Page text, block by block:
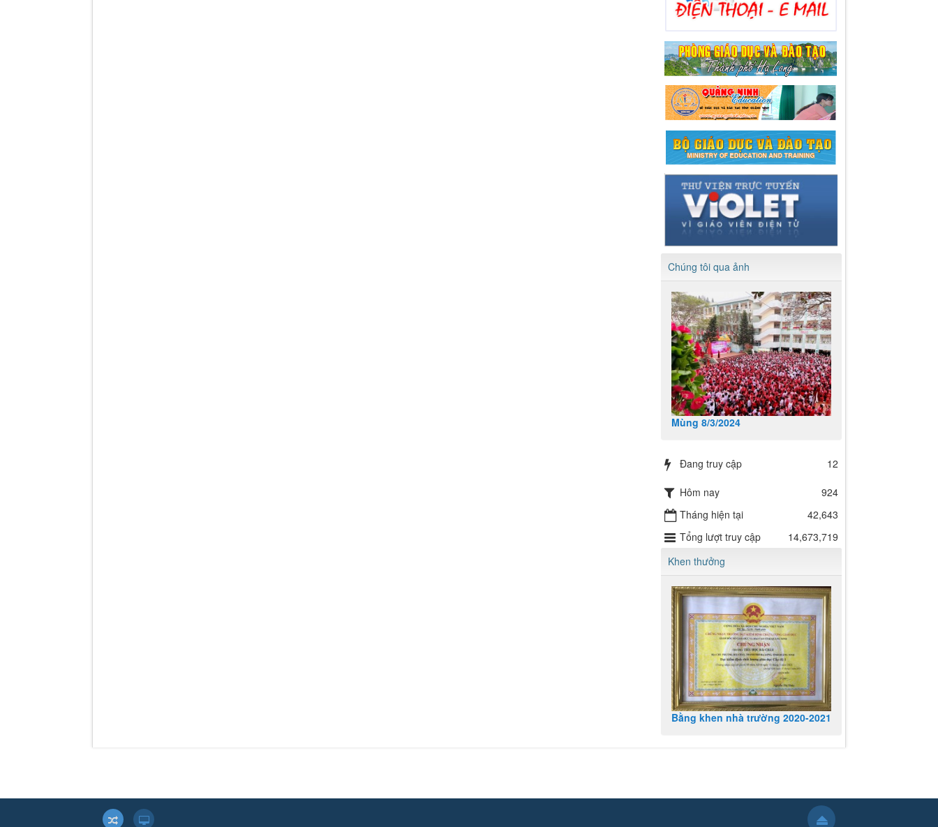
Chúng tôi qua ảnh
Mùng 8/3/2024
Đang truy cập 12
Hôm nay
924
Tháng hiện tại
42,643
Tổng lượt truy cập
14,673,719
Khen thưởng
Bằng khen nhà trường 2020-2021